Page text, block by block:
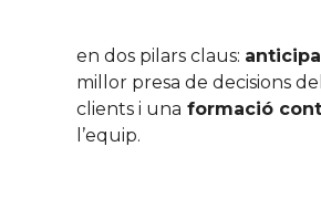
en dos pilars claus:
millor presa de decisions
clients i una formació
l’equip.